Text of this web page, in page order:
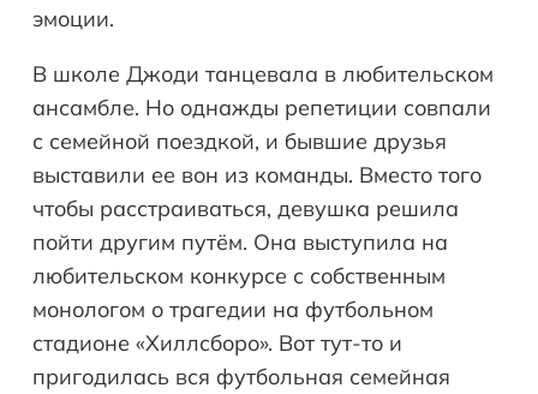
эмоции.
В школе Джоди танцевала в любительском
ансамбле. Но однажды репетиции совпали
с семейной поездкой, и бывшие друзья
выставили ее вон из команды. Вместо того
чтобы расстраиваться, девушка решила
пойти другим путём. Она выступила на
любительском конкурсе с собственным
монологом о трагедии на футбольном
стадионе «Хиллсборо». Вот тут-то и
пригодилась вся футбольная семейная